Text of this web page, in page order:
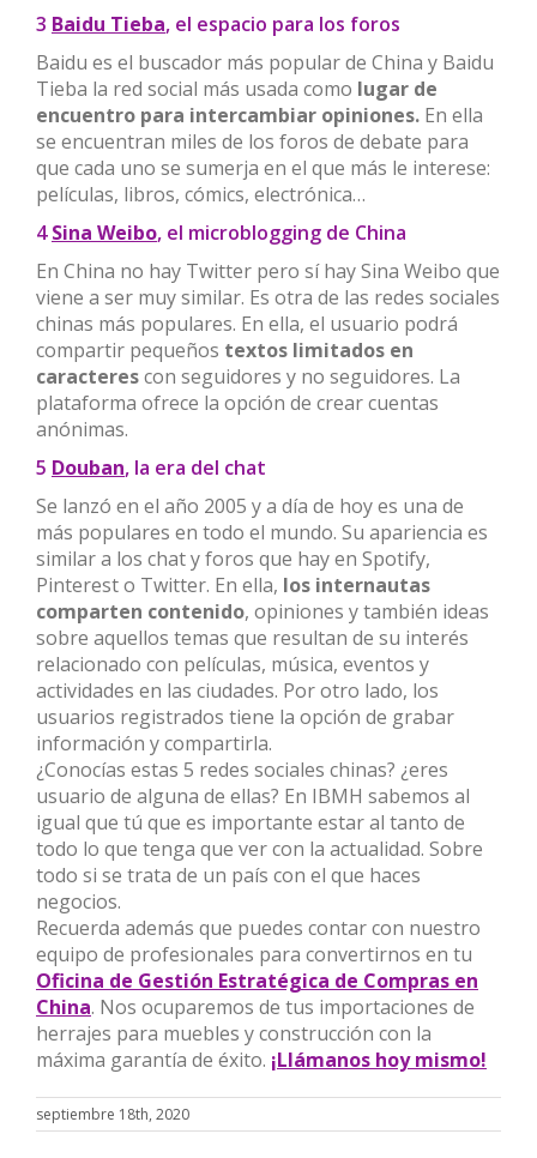
3 Baidu Tieba, el espacio para los foros
Baidu es el buscador más popular de China y Baidu
Tieba la red social más usada como lugar de
encuentro para intercambiar opiniones. En ella
se encuentran miles de los foros de debate para
que cada uno se sumerja en el que más le interese:
películas, libros, cómics, electrónica…
4Sina Weibo, el microblogging de China
En China no hay Twitter pero sí hay Sina Weibo que
viene a ser muy similar. Es otra de las redes sociales
chinas más populares. En ella, el usuario podrá
compartir pequeños textos limitados en
caracterescon seguidores y no seguidores. La
plataforma ofrece la opción de crear cuentas
anónimas.
5 Douban, la era del chat
Se lanzó en el año 2005 y a día de hoy es una de
más populares en todo el mundo. Su apariencia es
similar a los chat y foros que hay en Spotify,
Pinterest o Twitter. En ella, los internautas
comparten contenido, opiniones y también ideas
sobre aquellos temas que resultan de su interés
relacionado con películas, música, eventos y
actividades en las ciudades. Por otro lado, los
usuarios registrados tiene la opción de grabar
información y compartirla.
¿Conocías estas 5 redes sociales chinas? ¿eres
usuario de alguna de ellas? En IBMH sabemos al
igual que tú que es importante estar al tanto de
todo lo que tenga que ver con la actualidad. Sobre
todo si se trata de un país con el que haces
negocios.
Recuerda además que puedes contar con nuestro
equipo de profesionales para convertirnos en tu
Oficina de Gestión Estratégica de Compras en
China. Nos ocuparemos de tus importaciones de
herrajes para muebles y construcción con la
máxima garantía de éxito. ¡Llámanos hoy mismo!
septiembre 18th, 2020